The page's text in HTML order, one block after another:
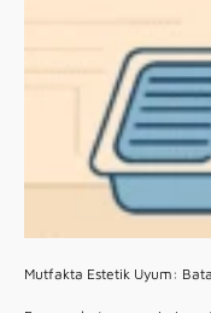
Mutfakta Estetik Uyum: